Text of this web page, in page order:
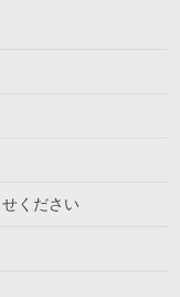
ください